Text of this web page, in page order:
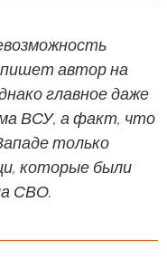
автор на
главное даже
ВСУ, а факт, что
только
которые были
СВО.